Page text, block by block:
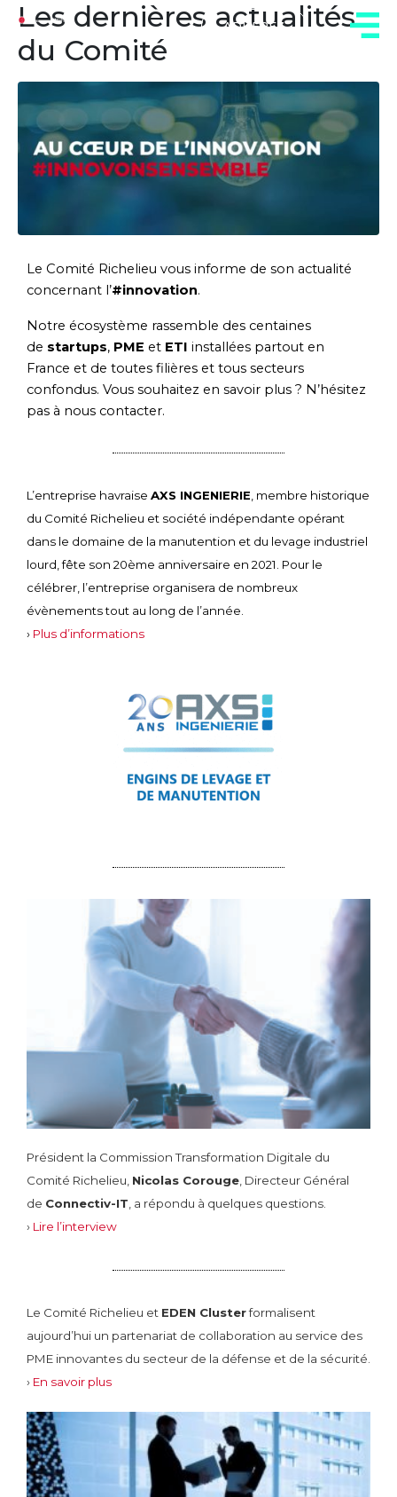
ADHÉREZ
Les dernières actualités
du Comité
Le Comité Richelieu vous informe de son actualité
concernant l’#innovation.
Notre écosystème rassemble des centaines
de startups, PME et ETI installées partout en
France et de toutes filières et tous secteurs
confondus. Vous souhaitez en savoir plus ? N’hésitez
pas à nous contacter.
L’entreprise havraise AXS INGENIERIE, membre historique
du Comité Richelieu et société indépendante opérant
dans le domaine de la manutention et du levage industriel
lourd, fête son 20ème anniversaire en 2021. Pour le
célébrer, l’entreprise organisera de nombreux
évènements tout au long de l’année.
› Plus d’informations
Président la Commission Transformation Digitale du
Comité Richelieu, Nicolas Corouge , Directeur Général
de Connectiv-IT , a répondu à quelques questions.
› Lire l’interview
Le Comité Richelieu et EDEN Clusterformalisent
aujourd’hui un partenariat de collaboration au service des
PME innovantes du secteur de la défense et de la sécurité.
› En savoir plus